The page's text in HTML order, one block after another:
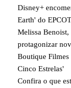
Disney+
Earth' do EPCOT
Melissa
protagonizar
Boutique Filmes
Cinco Estrelas'
Confira o que